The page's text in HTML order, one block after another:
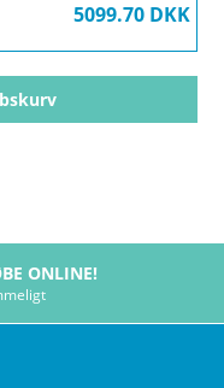
5099.70 DKK
ONLINE!